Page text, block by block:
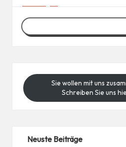
Sie wollen mit uns
Schreiben Sie uns
Neuste Beiträge